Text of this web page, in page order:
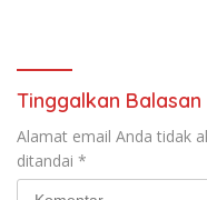
Tinggalkan Balasan
Alamat email Anda tidak
ditandai *